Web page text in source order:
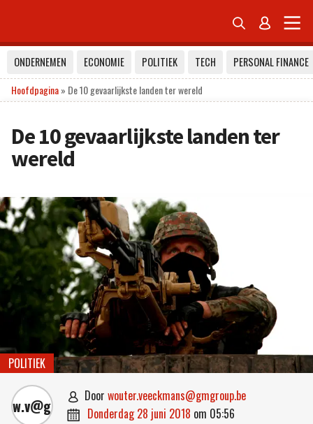
 
ONDERNEMEN ECONOMIE POLITIEK TECH
PERSONAL FINANCE
Hoofdpagina» De 10 gevaarlijkste landen ter wereld
De 10 gevaarlijkste landen ter
wereld
POLITIEK
w.v@g.b  door wouter.veeckmans@gmgroup.be
 donderdag 28 juni 2018 om 05:56